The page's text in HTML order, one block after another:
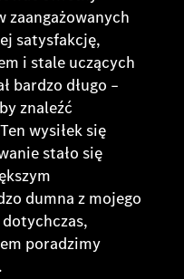
zaangażowanych
satysfakcję,
i stale uczących
bardzo długo –
znaleźć
wysiłek się
stało się
dumna z mojego
poradzimy